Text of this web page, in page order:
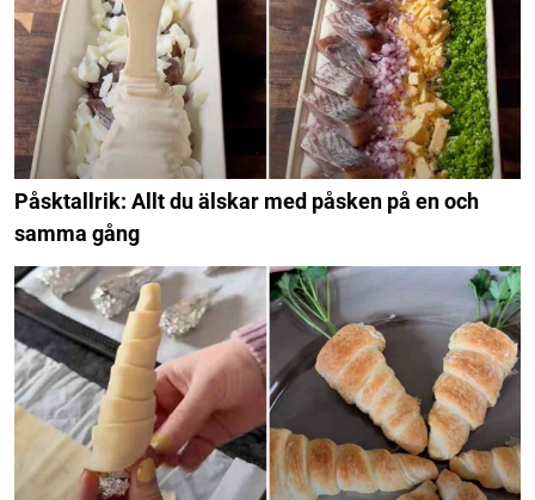
Påsktallrik: Allt du älskar med påsken på en och
samma gång